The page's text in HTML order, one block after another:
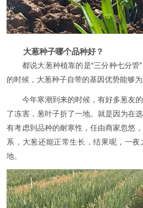
大葱种子哪个品种好？
都说大葱种植靠的是“三分种七分管
的时候，大葱种子自带的基因优势能够为
今年寒潮到来的时候，有好多葱友
了冻害，葱叶子折了一地。就是因为在
有考虑到品种的耐寒性，任由商家忽悠
系，大葱还能正常生长，结果呢，一
地。